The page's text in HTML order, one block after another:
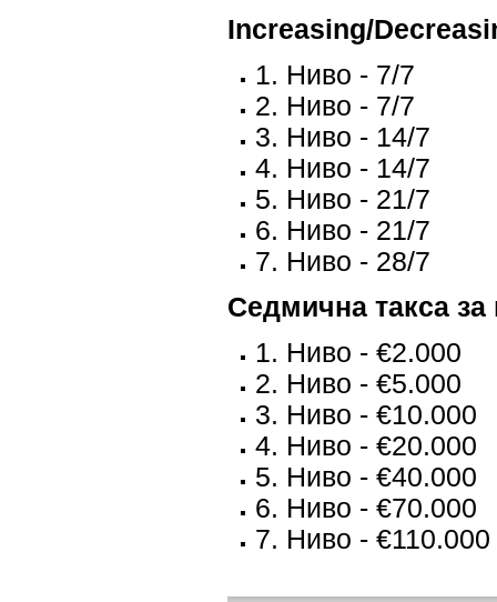
Increasing/
1. Ниво - 7/7
2. Ниво - 7/7
3. Ниво - 14/7
4. Ниво - 14/7
5. Ниво - 21/7
6. Ниво - 21/7
7. Ниво - 28/7
Седмична такса
1. Ниво - €2.000
2. Ниво - €5.000
3. Ниво - €10.000
4. Ниво - €20.000
5. Ниво - €40.000
6. Ниво - €70.000
7. Ниво - €110.000